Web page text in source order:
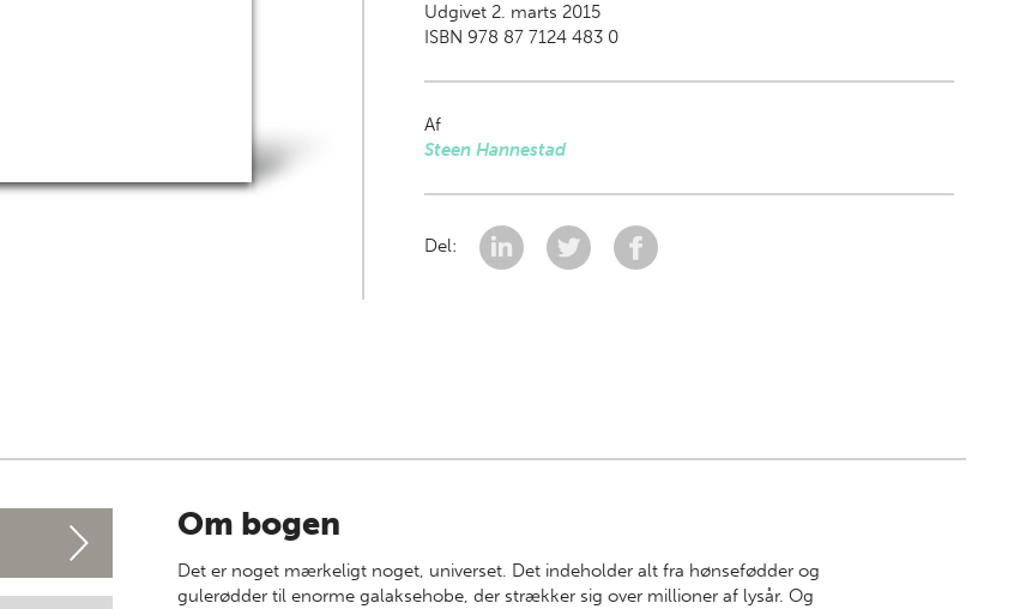
Udgivet 2. marts 2015
ISBN 978 87 7124 483 0
Af
Steen Hannestad
Del:
Om bogen
Det er noget mærkeligt noget, universet. Det indeholder alt fra hønsefødder og
gulerødder til enorme galaksehobe, der strækker sig over millioner af lysår. Og